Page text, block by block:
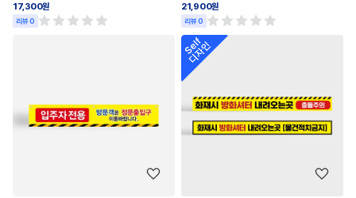
17,300원
리뷰 0
21,900원
리뷰 0